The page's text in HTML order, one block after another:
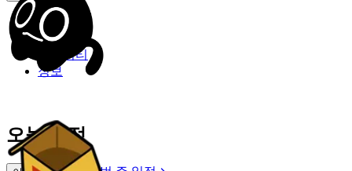
밐타운
피드
커뮤니티
정보
오늘 일정